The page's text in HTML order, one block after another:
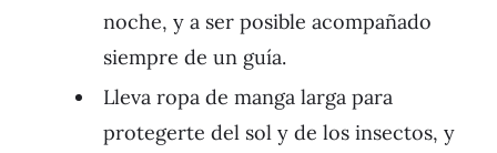
noche, y a ser posible acompañado
siempre de un guía.
Lleva ropa de manga larga para
protegerte del sol y de los insectos, y